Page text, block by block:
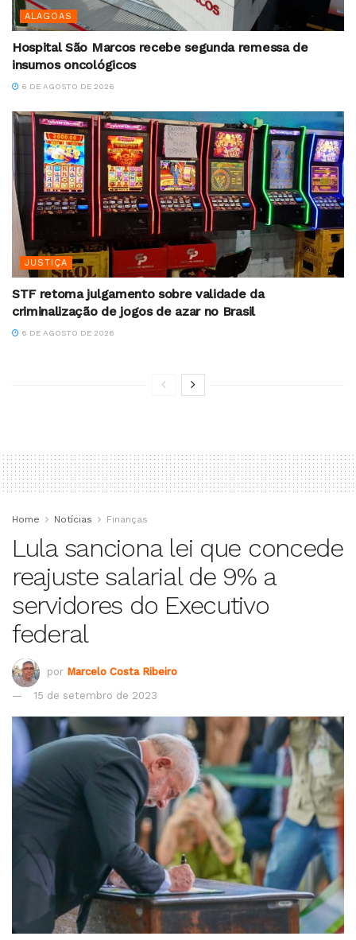
ALAGOAS
Hospital São Marcos recebe segunda remessa de
insumos oncológicos
6 DE AGOSTO DE 2026
JUSTIÇA
STF retoma julgamento sobre validade da
criminalização de jogos de azar no Brasil
6 DE AGOSTO DE 2026
Home Notícias Finanças
Lula sanciona lei que concede
reajuste salarial de 9% a
servidores do Executivo
federal
por Marcelo Costa Ribeiro
15 de setembro de 2023